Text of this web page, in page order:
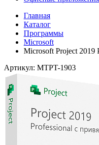
Главная
Каталог
Программы
Microsoft
Microsoft Project 2019
Артикул: MTPT-1903